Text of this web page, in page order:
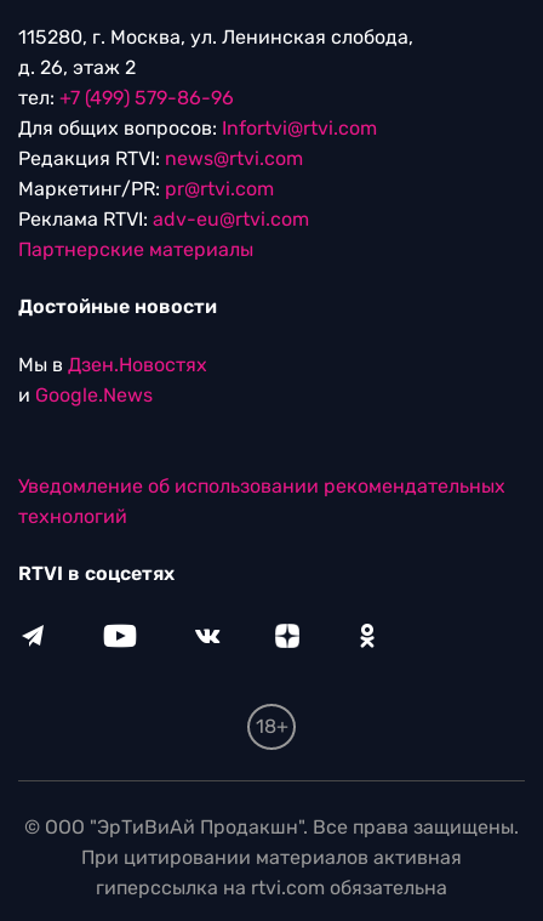
115280, г. Москва, ул. Ленинская слобода,
д. 26, этаж 2
тел: +7 (499) 579-86-96
Для общих вопросов: Infortvi@rtvi.com
Редакция RTVI: news@rtvi.com
Маркетинг/PR: pr@rtvi.com
Реклама RTVI: adv-eu@rtvi.com
Партнерские материалы
Достойные новости
Мы в Дзен.Новостях
и Google.News
Уведомление об использовании рекомендательных
технологий
RTVI в соцсетях
18+
© ООО "ЭрТиВиАй Продакшн". Все права защищены.
При цитировании материалов активная
гиперссылка на rtvi.com обязательна